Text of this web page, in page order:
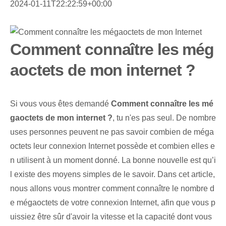
2024-01-11T22:22:59+00:00
Comment connaître les még
aoctets de mon internet ?
Si vous vous êtes demandé Comment connaître les mé
gaoctets de mon internet ?, tu n'es pas seul. De nombre
uses personnes peuvent ne pas savoir combien de méga
octets leur connexion Internet possède et combien elles e
n utilisent à un moment donné. La bonne nouvelle est qu’i
l existe des moyens simples de le savoir. Dans cet article,
nous allons vous montrer comment connaître le nombre d
e mégaoctets de votre connexion Internet, afin que vous p
uissiez être sûr d'avoir la vitesse et la capacité dont vous